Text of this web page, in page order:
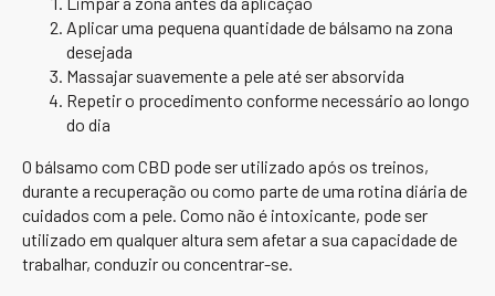
Aplicar uma pequena quantidade de bálsamo na zona
desejada
Massajar suavemente a pele até ser absorvida
Repetir o procedimento conforme necessário ao longo
do dia
O bálsamo com CBD pode ser utilizado após os treinos,
durante a recuperação ou como parte de uma rotina diária de
cuidados com a pele. Como não é intoxicante, pode ser
utilizado em qualquer altura sem afetar a sua capacidade de
trabalhar, conduzir ou concentrar-se.